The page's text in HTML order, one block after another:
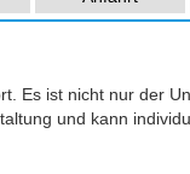
Es ist nicht nur der
und kann